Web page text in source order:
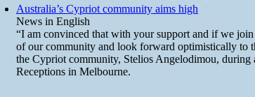
Australia’s Cypriot community aims high
News in English
“I am convinced that with your support and if we join
of our community and look forward optimistically to
the Cypriot community, Stelios Angelodimou, during
Receptions in Melbourne.